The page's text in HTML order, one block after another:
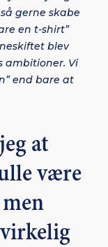
gerne skabe
en t-shirt”
blev
ambitioner. Vi
end bare at
at
være